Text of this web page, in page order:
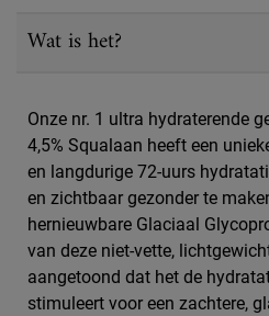
Wat is het?
Onze nr. 1 ultra hydraterende
4,5% Squalaan heeft een
en langdurige 72-uurs
en zichtbaar gezonder te
hernieuwbare Glaciaal
van deze niet-vette,
aangetoond dat het de
stimuleert voor een zachtere,